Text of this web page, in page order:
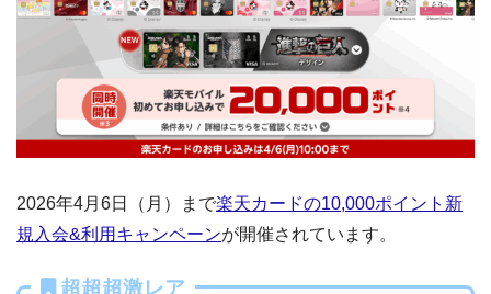
2026年4月6日（月）まで楽天カードの10,000ポイント新
規入会&利用キャンペーンが開催されています。
超超超激レア